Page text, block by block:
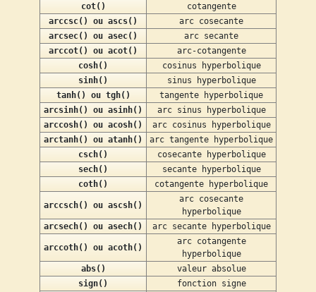
cot()
cotangente
arccsc() ou ascs()
arc cosecante
arcsec() ou asec()
arc secante
arccot() ou acot()
arc-cotangente
cosh()
cosinus hyperbolique
sinh()
sinus hyperbolique
tanh() ou tgh()
tangente hyperbolique
arcsinh() ou asinh()
arc sinus hyperbolique
arccosh() ou acosh()
arc cosinus hyperbolique
arctanh() ou atanh()
arc tangente hyperbolique
csch()
cosecante hyperbolique
sech()
secante hyperbolique
coth()
cotangente hyperbolique
arccsch() ou ascsh()
arc cosecante
hyperbolique
arcsech() ou asech()
arc secante hyperbolique
arccoth() ou acoth()
arc cotangente
hyperbolique
abs()
valeur absolue
sign()
fonction signe